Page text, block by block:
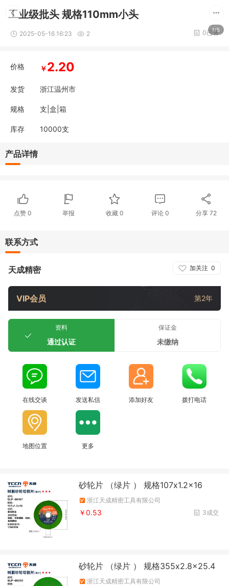
1/5
工业级批头 规格110mm小头
2025-05-16 16:23 2 0已售
价格 ￥2.20
发货 浙江温州市
规格 支|盒|箱
库存 10000支
产品详情
点赞0 举报 收藏 0 评论0 分享 72
联系方式
加关注 0
天成精密
VIP会员 第2年
资料
通过认证
保证金
未缴纳
在线交谈 发送私信 添加好友 拨打电话
地图位置 更多
砂轮片 （绿片 ） 规格107x1.2x16
浙江天成精密工具有限公司
3成交
￥0.53
砂轮片 （绿片 ） 规格355x2.8x25.4
浙江天成精密工具有限公司